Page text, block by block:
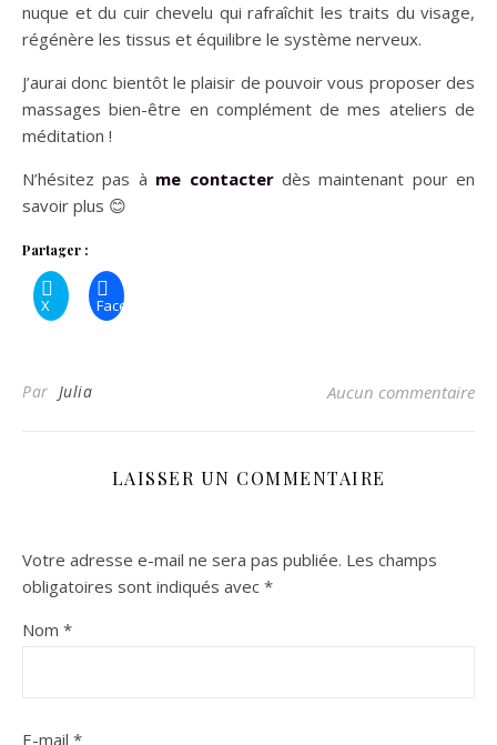
nuque et du cuir chevelu qui rafraîchit les traits du visage,
régénère les tissus et équilibre le système nerveux.
J’aurai donc bientôt le plaisir de pouvoir vous proposer des
massages bien-être en complément de mes ateliers de
méditation !
N’hésitez pas à me contacterdès maintenant pour en
savoir plus 😊
Partager :
X Facebook
Par Julia Aucun commentaire
LAISSER UN COMMENTAIRE
Votre adresse e-mail ne sera pas publiée. Les champs
obligatoires sont indiqués avec *
Nom *
E-mail *